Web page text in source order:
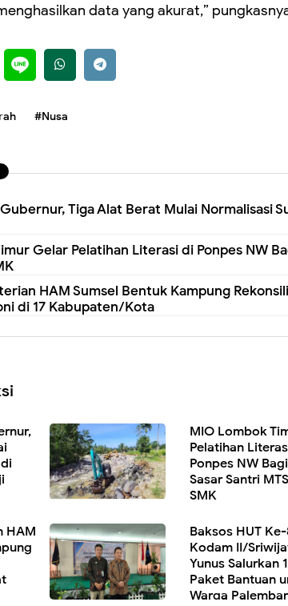
data yang akurat,”
#Nusa
Tiga Alat Berat Mulai Normalisasi
Gelar Pelatihan Literasi di Ponpes NW
HAM Sumsel Bentuk Kampung
di 17 Kabupaten/Kota
MIO Lombok
Pelatihan
Ponpes NW
Sasar Santri
SMK
HAM
Baksos HUT Ke-
Kodam II/
Yunus Salurkan
Paket Bantuan
Warga